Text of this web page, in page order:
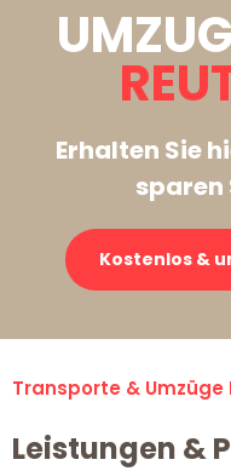
Erhalten Sie
sparen
Kostenlos &
Transporte & Umzüge
Leistungen &